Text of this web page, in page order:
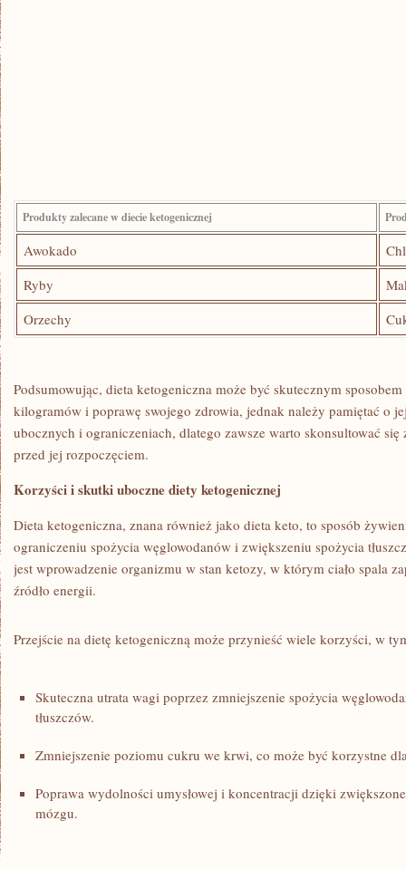
Produkty zalecane w diecie ketogenicznej
Awokado
Ryby
Orzechy
Podsumowując, dieta ketogeniczna ⁣może być skutecznym
kilogramów i poprawę swojego zdrowia, jednak należy pamiętać ‍o
ubocznych i ograniczeniach, dlatego zawsze warto skonsultować
przed jej rozpoczęciem.
Korzyści i skutki uboczne diety ketogenicznej
Dieta ketogeniczna, znana również jako⁤ dieta⁤ keto, to sposób
ograniczeniu spożycia węglowodanów i zwiększeniu spożycia
jest wprowadzenie organizmu w stan ketozy, w którym ciało spala
źródło energii.
Przejście na dietę ketogeniczną może przynieść wiele korzyści, w
Skuteczna utrata wagi poprzez zmniejszenie spożycia
tłuszczów.
Zmniejszenie poziomu cukru we krwi,‍ co może być korzystne
Poprawa ⁤wydolności​ umysłowej i koncentracji dzięki
mózgu.